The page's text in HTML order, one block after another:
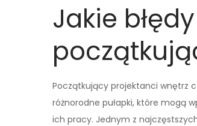
Jakie
Początkujący projektanci wnętrz
różnorodne pułapki, które mogą
ich pracy. Jednym z